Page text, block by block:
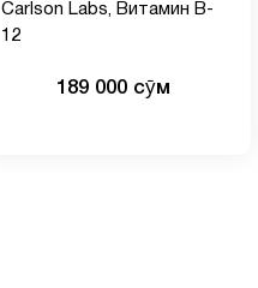
Carlson Labs, Витамин B-
12
189 000 сӯм